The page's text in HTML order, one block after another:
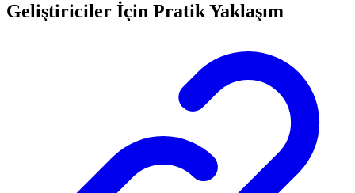
Geliştiriciler İçin Pratik Yaklaşım